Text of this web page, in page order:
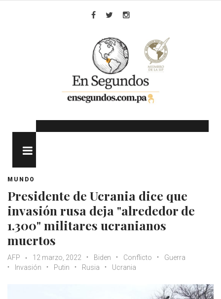
MUNDO
Presidente de Ucrania dice que
invasión rusa deja "alrededor de
1.300" militares ucranianos
muertos
AFP 12 marzo, 2022 Biden Conflicto
Guerra
Invasión
Putin Rusia Ucrania